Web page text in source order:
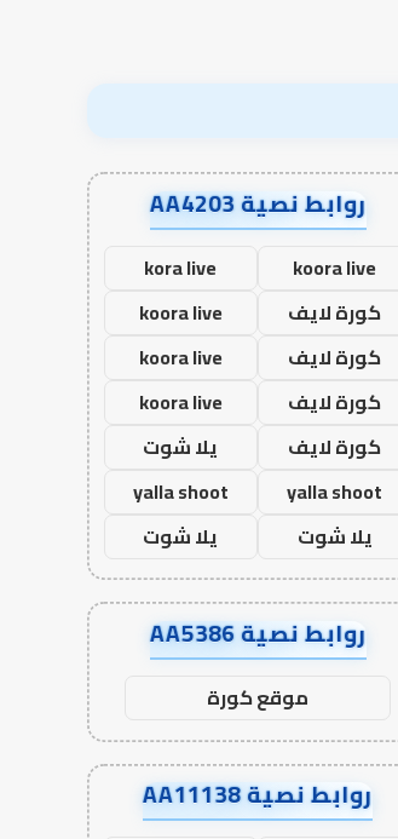
روابط نصية AA4203
koora live
kora live
كورة لايف
koora live
كورة لايف
koora live
كورة لايف
koora live
كورة لايف
يلا شوت
yalla shoot
yalla shoot
يلا شوت
يلا شوت
روابط نصية AA5386
موقع كورة
روابط نصية AA11138